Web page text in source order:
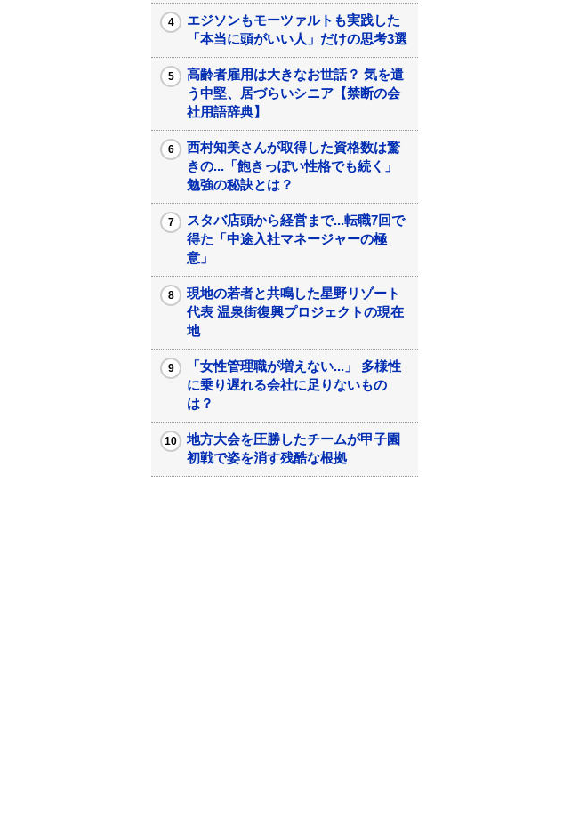
エジソンもモーツァルトも実践した
「本当に頭がいい人」だけの思考3選
高齢者雇用は大きなお世話？ 気を遣
う中堅、居づらいシニア【禁断の会
社用語辞典】
西村知美さんが取得した資格数は驚
きの...「飽きっぽい性格でも続く」
勉強の秘訣とは？
スタバ店頭から経営まで...転職7回で
得た「中途入社マネージャーの極
意」
現地の若者と共鳴した星野リゾート
代表 温泉街復興プロジェクトの現在
地
「女性管理職が増えない...」 多様性
に乗り遅れる会社に足りないもの
は？
地方大会を圧勝したチームが甲子園
初戦で姿を消す残酷な根拠